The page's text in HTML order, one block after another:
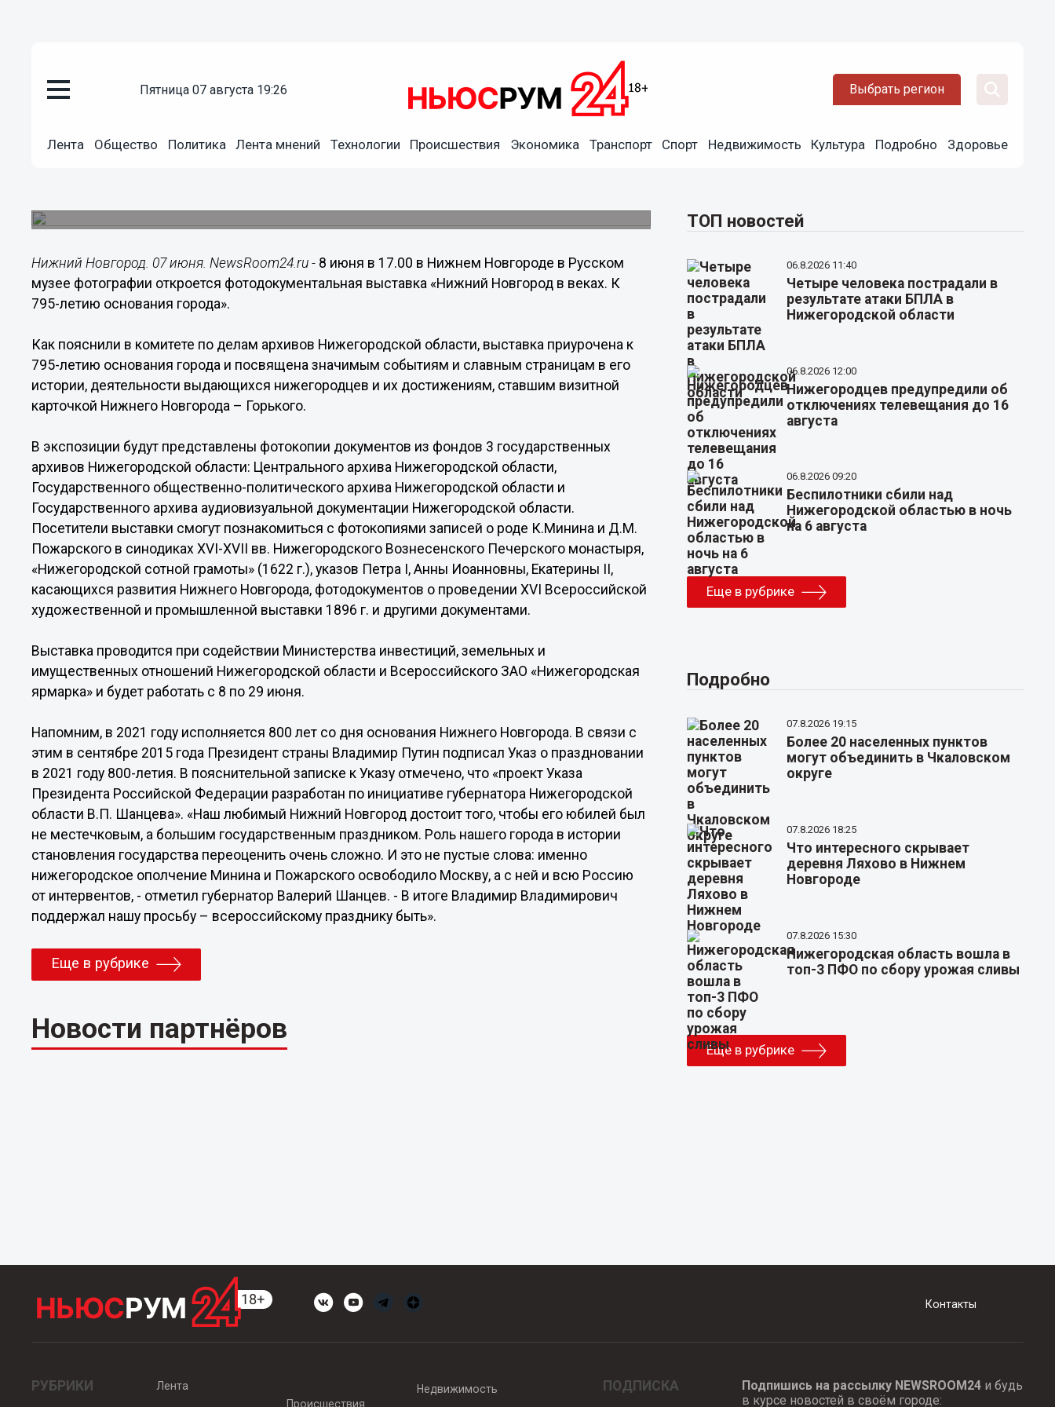
пятница 07 августа 19:26 Выбрать регион
Лента Общество Политика Лента мнений Технологии Происшествия Экономика Транспорт Спорт Недвижимость Культура Подробно Здоровье
07.06.2016 14:48
Фотодокументальная выставка «Нижний Новгород в веках.
К 795-летию основания города» откроется в Нижнем
Нижний Новгород. 07 июня. NewsRoom24.ru - 8 июня в 17.00 в Нижнем Новгороде в Русском
музее фотографии откроется фотодокументальная выставка «Нижний Новгород в веках. К
795-летию основания города».
Как пояснили в комитете по делам архивов Нижегородской области, выставка приурочена к
795-летию основания города и посвящена значимым событиям и славным страницам в его
истории, деятельности выдающихся нижегородцев и их достижениям, ставшим визитной
карточкой Нижнего Новгорода – Горького.
В экспозиции будут представлены фотокопии документов из фондов 3 государственных
архивов Нижегородской области: Центрального архива Нижегородской области,
Государственного общественно-политического архива Нижегородской области и
Государственного архива аудиовизуальной документации Нижегородской области.
Посетители выставки смогут познакомиться с фотокопиями записей о роде К.Минина и Д.М.
Пожарского в синодиках XVI-XVII вв. Нижегородского Вознесенского Печерского монастыря,
«Нижегородской сотной грамоты» (1622 г.), указов Петра I, Анны Иоанновны, Екатерины II,
касающихся развития Нижнего Новгорода, фотодокументов о проведении XVI Всероссийской
художественной и промышленной выставки 1896 г. и другими документами.
Выставка проводится при содействии Министерства инвестиций, земельных и
имущественных отношений Нижегородской области и Всероссийского ЗАО «Нижегородская
ярмарка» и будет работать с 8 по 29 июня.
Напомним, в 2021 году исполняется 800 лет со дня основания Нижнего Новгорода. В связи с
этим в сентябре 2015 года Президент страны Владимир Путин подписал Указ о праздновании
в 2021 году 800-летия. В пояснительной записке к Указу отмечено, что «проект Указа
Президента Российской Федерации разработан по инициативе губернатора Нижегородской
области В.П. Шанцева». «Наш любимый Нижний Новгород достоит того, чтобы его юбилей был
не местечковым, а большим государственным праздником. Роль нашего города в истории
становления государства переоценить очень сложно. И это не пустые слова: именно
нижегородское ополчение Минина и Пожарского освободило Москву, а с ней и всю Россию
от интервентов, - отметил губернатор Валерий Шанцев. - В итоге Владимир Владимирович
поддержал нашу просьбу – всероссийскому празднику быть».
Еще в рубрике
Новости партнёров
ТОП новостей
06.8.2026 11:40
Четыре человека пострадали в
результате атаки БПЛА в
Нижегородской области
06.8.2026 12:00
Нижегородцев предупредили об
отключениях телевещания до 16
августа
06.8.2026 09:20
Беспилотники сбили над
Нижегородской областью в ночь
на 6 августа
Еще в рубрике
Подробно
07.8.2026 19:15
Более 20 населенных пунктов
могут объединить в Чкаловском
округе
07.8.2026 18:25
Что интересного скрывает
деревня Ляхово в Нижнем
Новгороде
07.8.2026 15:30
Нижегородская область вошла в
топ-3 ПФО по сбору урожая сливы
Еще в рубрике
Контакты
РУБРИКИ
Лента
Происшествия
Недвижимость ПОДПИСКА Подпишись на рассылку NEWSROOM24и будь
в курсе новостей в своём городе: